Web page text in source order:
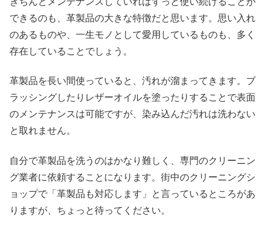
できるのも、革製品の大きな特徴だと思います。思い入れ
のあるものや、一生モノとして愛用しているものも、多く
存在していることでしょう。
革製品を長い間使っていると、汚れが溜まってきます。ブ
ラッシングしたりレザーオイルを塗ったりすることで表面
のメンテナンスは可能ですが、染み込んだ汚れは洗わない
と取れません。
自分で革製品を洗うのはかなり難しく、専門のクリーニン
グ業者に依頼することになります。街中のクリーニングシ
ョップで「革製品も対応します」と言っているところがあ
りますが、ちょっと待ってください。